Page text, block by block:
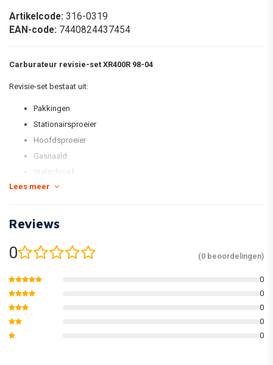
Artikelcode: 316-0319
EAN-code: 7440824437454
Carburateur revisie-set XR400R 98-04
Revisie-set bestaat uit:
Pakkingen
Stationairsproeier
Hoofdsproeier
Gasnaald
Stelschroef
Vlotter-naald
Lees meer
Reviews
0 (0 beoordelingen)
0
0
0
0
0